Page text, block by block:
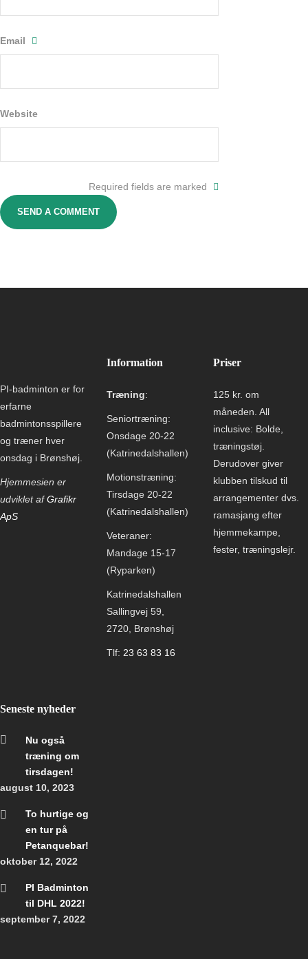
Email
Website
Required fields are marked
PI-badminton er for
erfarne
badmintonsspillere
og træner hver
onsdag i Brønshøj.
Hjemmesien er
udviklet afGrafikr
ApS
Information
Træning:
Seniortræning:
Onsdage 20-22
(Katrinedalshallen)
Motionstræning:
Tirsdage 20-22
(Katrinedalshallen)
Veteraner:
Mandage 15-17
(Ryparken)
Katrinedalshallen
Sallingvej 59,
2720, Brønshøj
Tlf: 23 63 83 16
Priser
125 kr. om
måneden.All
inclusive: Bolde,
træningstøj.
Derudover giver
klubben tilskud til
arrangementer dvs.
ramasjang efter
hjemmekampe,
fester, træningslejr.
Seneste nyheder
Nu også
træning om
tirsdagen!
august 10, 2023
To hurtige og
en tur på
Petanquebar!
oktober 12, 2022
PI Badminton
til DHL 2022!
september 7, 2022